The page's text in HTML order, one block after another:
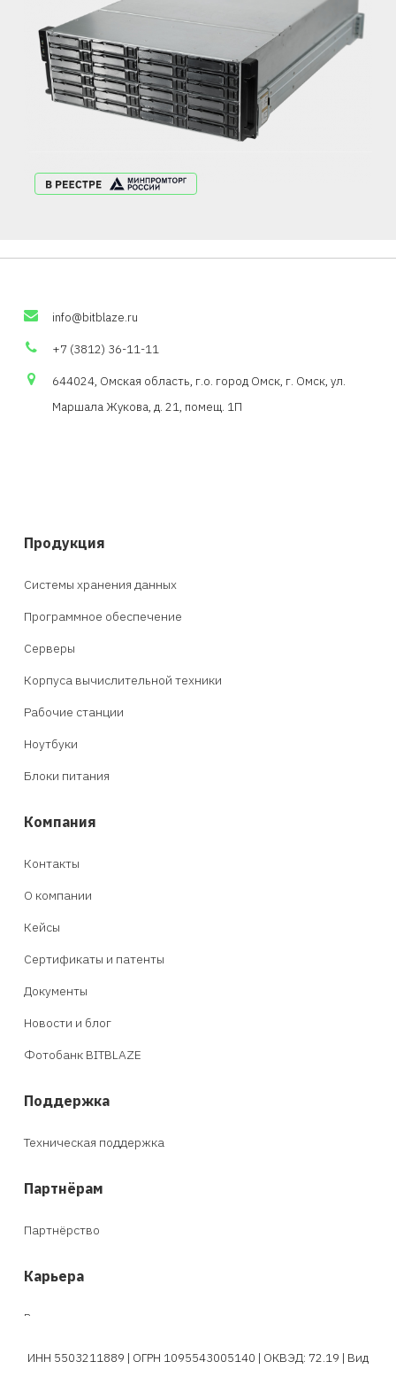
info@bitblaze ru
+7 (3812) 36-11-11
644024, Омская область, г.о . город Омск, г. Омск, ул.
Маршала Жукова, д. 21, помещ . 1П
Продукция
Системы хранения данных
Программное обеспечение
Серверы
Корпуса вычислительной техники
Рабочие станции
Ноутбуки
Блоки питания
Компания
Контакты
О компании
Кейсы
Сертификаты и патенты
Документы
Новости и блог
Фотобанк BITBLAZE
Поддержка
Техническая поддержка
Партнёрам
Партнёрство
Карьера
Вакансии
ИНН 5503211889 | ОГРН 1095543005140 | ОКВЭД: 72.19 | Вид